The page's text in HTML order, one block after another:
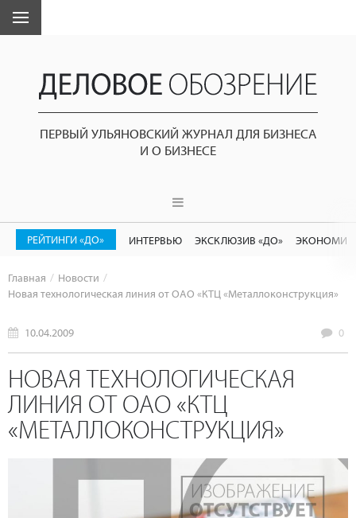
ПЕРВЫЙ УЛЬЯНОВСКИЙ ЖУРНАЛ ДЛЯ БИЗНЕСА
И О БИЗНЕСЕ
РЕЙТИНГИ «ДО» ИНТЕРВЬЮ ЭКСКЛЮЗИВ «ДО»
Главная
Новости
Новая технологическая линия от ОАО «КТЦ «Металлоконструкция»
10.04.2009 0
НОВАЯ ТЕХНОЛОГИЧЕСКАЯ
ЛИНИЯ ОТ ОАО «КТЦ
«МЕТАЛЛОКОНСТРУКЦИЯ»